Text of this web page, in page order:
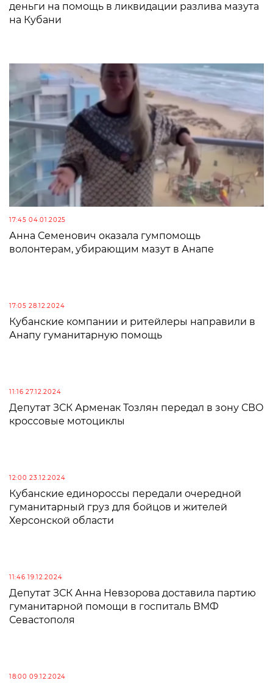
деньги на помощь в ликвидации разлива мазута
на Кубани
17:45 04.01.2025
Анна Семенович оказала гумпомощь
волонтерам, убирающим мазут в Анапе
17:05 28.12.2024
Кубанские компании и ритейлеры направили в
Анапу гуманитарную помощь
11:16 27.12.2024
Депутат ЗСК Арменак Тозлян передал в зону СВО
кроссовые мотоциклы
12:00 23.12.2024
Кубанские единороссы передали очередной
гуманитарный груз для бойцов и жителей
Херсонской области
11:46 19.12.2024
Депутат ЗСК Анна Невзорова доставила партию
гуманитарной помощи в госпиталь ВМФ
Севастополя
18:00 09.12.2024